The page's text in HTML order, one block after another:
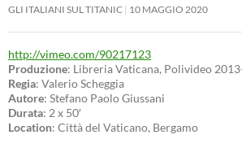
GLI ITALIANI SUL TITANIC 10 MAGGIO 2020
http://vimeo.com/90217123
Produzione: Libreria Vaticana, Polivideo
Regia: Valerio Scheggia
Autore: Stefano Paolo Giussani
Durata: 2 x 50′
Location: Città del Vaticano, Bergamo